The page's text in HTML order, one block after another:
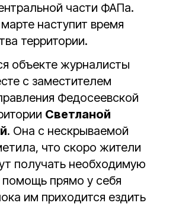
части ФАПа.
наступит время
территории.
объекте журналисты
с заместителем
Федосеевской
Светланой
. Она с нескрываемой
что скоро жители
получать необходимую
прямо у себя
им приходится ездить